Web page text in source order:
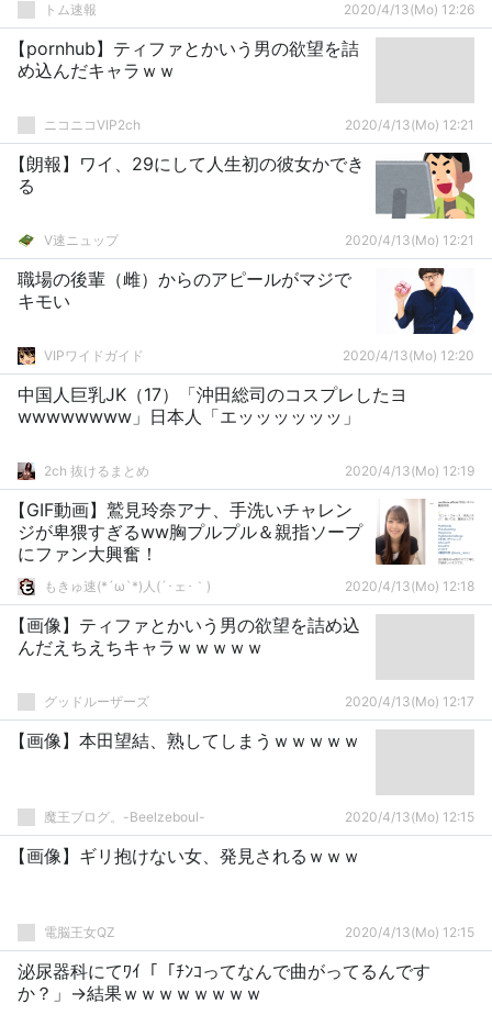
トム速報 2020/4/13(Mo) 12:26
【pornhub】ティファとかいう男の欲望を詰
め込んだキャラｗｗ
ニコニコVIP2ch 2020/4/13(Mo) 12:21
【朗報】ワイ、29にして人生初の彼女かでき
る
V速ニュップ 2020/4/13(Mo) 12:21
職場の後輩（雌）からのアピールがマジで
キモい
VIPワイドガイド 2020/4/13(Mo) 12:20
中国人巨乳JK（17）「沖田総司のコスプレしたヨ
wwwwwwww」日本人「エッッッッッッ」
2ch 抜けるまとめ 2020/4/13(Mo) 12:19
【GIF動画】鷲見玲奈アナ、手洗いチャレン
ジが卑猥すぎるww胸プルプル＆親指ソープ
にファン大興奮！
もきゅ速(*´ω`*)人(´･ェ･｀) 2020/4/13(Mo) 12:18
【画像】ティファとかいう男の欲望を詰め込
んだえちえちキャラｗｗｗｗｗ
グッドルーザーズ 2020/4/13(Mo) 12:17
【画像】本田望結、熟してしまうｗｗｗｗｗ
魔王ブログ。-Beelzeboul- 2020/4/13(Mo) 12:15
【画像】ギリ抱けない女、発見されるｗｗｗ
電脳王女QZ 2020/4/13(Mo) 12:15
泌尿器科にてﾜｲ「「ﾁﾝｺってなんで曲がってるんです
か？」→結果ｗｗｗｗｗｗｗｗ